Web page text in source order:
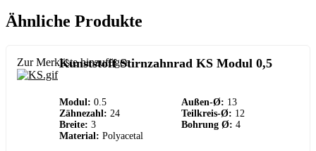
Ähnliche Produkte
Zur Merkliste hinzufügen
Kunststoff Stirnzahnrad KS Modul 0,5
Modul: 0.5 Außen-Ø: 13
Zähnezahl: 24 Teilkreis-Ø: 12
Breite: 3 Bohrung Ø: 4
Material: Polyacetal